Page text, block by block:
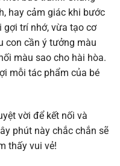
hay cảm giác khi bước
trí nhớ, vừa tạo cơ
con cần ý tưởng màu
màu sao cho hài hòa.
mỗi tác phẩm của bé
vời để kết nối và
phút này chắc chắn sẽ
thấy vui vẻ!